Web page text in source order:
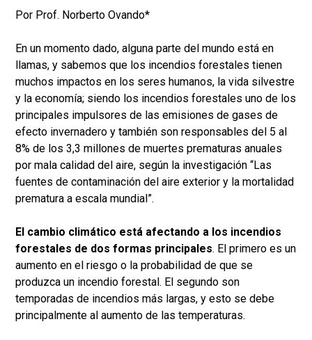
Por Prof. Norberto Ovando*
En un momento dado, alguna parte del mundo está en
llamas, y sabemos que los incendios forestales tienen
muchos impactos en los seres humanos, la vida silvestre
y la economía; siendo los incendios forestales uno de los
principales impulsores de las emisiones de gases de
efecto invernadero y también son responsables del 5 al
8% de los 3,3 millones de muertes prematuras anuales
por mala calidad del aire, según la investigación “Las
fuentes de contaminación del aire exterior y la mortalidad
prematura a escala mundial”.
El cambio climático está afectando a los incendios
forestales de dos formas principales. El primero es un
aumento en el riesgo o la probabilidad de que se
produzca un incendio forestal. El segundo son
temporadas de incendios más largas, y esto se debe
principalmente al aumento de las temperaturas.